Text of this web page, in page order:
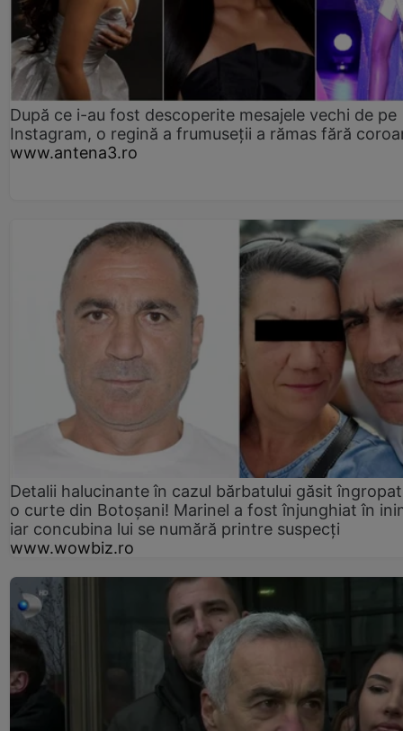
După ce i-au fost descoperite mesajele vechi de pe
Instagram, o regină a frumuseții a rămas fără
www.antena3.ro
Detalii halucinante în cazul bărbatului găsit
o curte din Botoșani! Marinel a fost înjunghiat în
iar concubina lui se numără printre suspecți
www.wowbiz.ro